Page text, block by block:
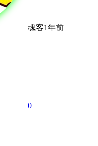
魂客1年前
0